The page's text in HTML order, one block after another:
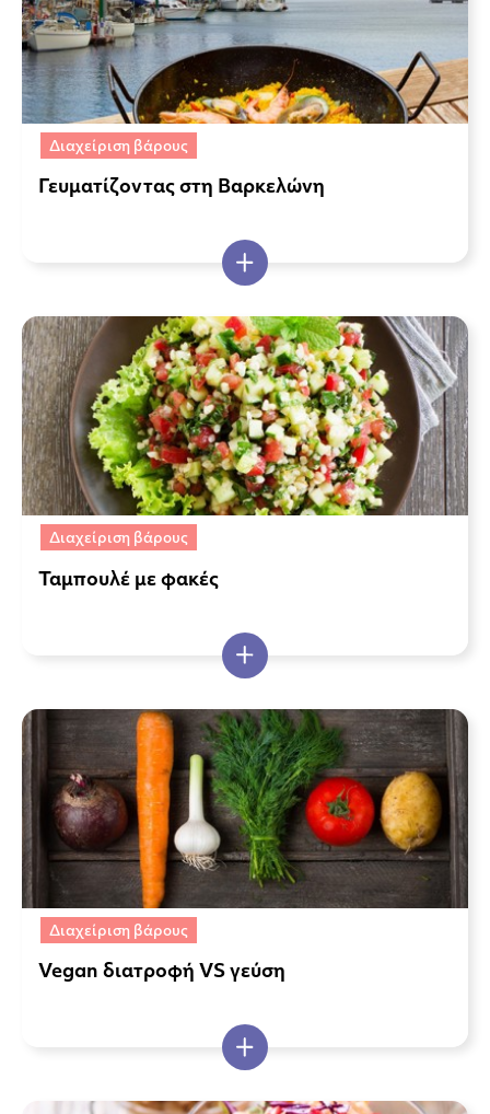
Διαχείριση βάρους
Γευματίζοντας στη Βαρκελώνη
Διαχείριση βάρους
Ταμπουλέ με φακές
Διαχείριση βάρους
Vegan διατροφή VS γεύση